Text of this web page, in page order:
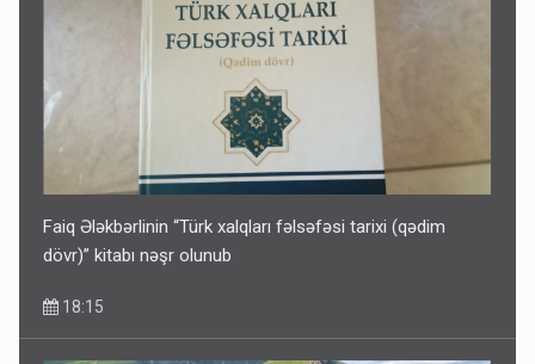
Faiq Ələkbərlinin “Türk xalqları fəlsəfəsi tarixi (qədim
dövr)” kitabı nəşr olunub
18:15